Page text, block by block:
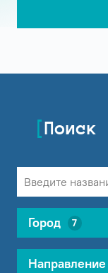
Поиск
Город 7
Направление